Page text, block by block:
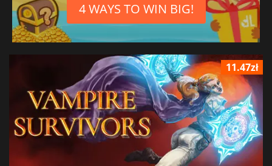
4 WAYS TO WIN BIG!
11.47zł